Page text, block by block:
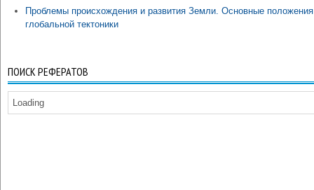
Проблемы происхождения и развития Земли. Основные положения
глобальной тектоники
ПОИСК РЕФЕРАТОВ
Loading